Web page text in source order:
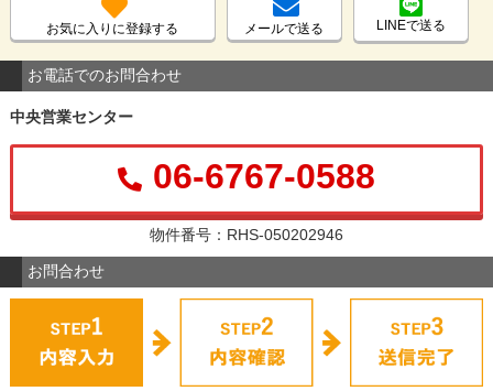
お気に入りに登録する メールで送る LINEで送る
お電話でのお問合わせ
中央営業センター
06-6767-0588
物件番号：RHS-050202946
お問合わせ